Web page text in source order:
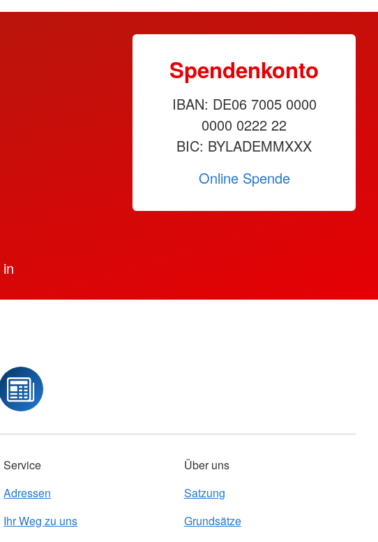
Spendenkonto
IBAN: DE06 7005 0000
0000 0222 22
BIC: BYLADEMMXXX
Online Spende
Service
Adressen
Ihr Weg zu uns
Über uns
Satzung
Grundsätze